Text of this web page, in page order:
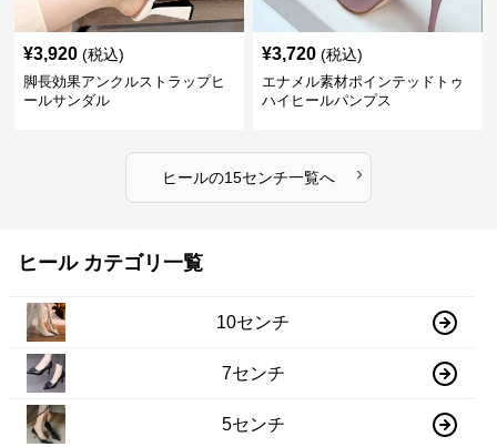
¥3,920 (税込)
脚長効果アンクルストラップヒ
ールサンダル
¥3,720 (税込)
エナメル素材ポインテッドトゥ
ハイヒールパンプス
ヒールの15センチ一覧へ ›
ヒール カテゴリ一覧
10センチ
7センチ
5センチ